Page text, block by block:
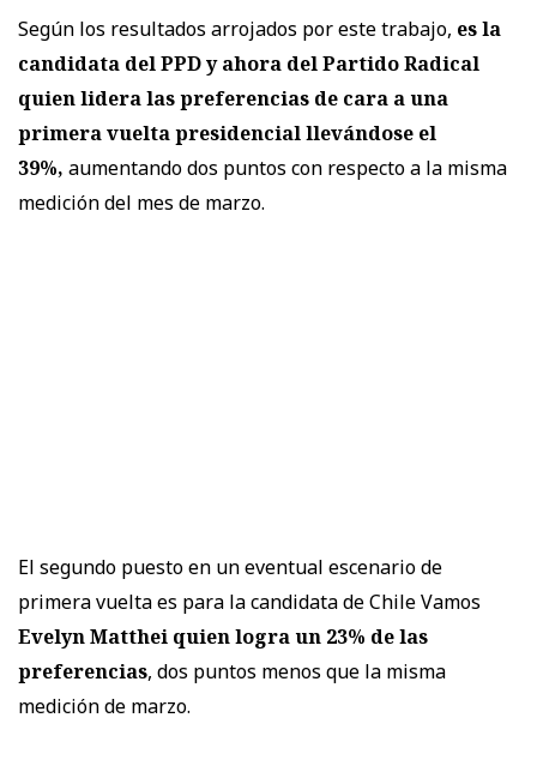
Según los resultados arrojados por este trabajo, es la
candidata del PPD y ahora del Partido Radical
quien lidera las preferencias de cara a una
primera vuelta presidencial llevándose el
39%, aumentando dos puntos con respecto a la misma
medición del mes de marzo.
El segundo puesto en un eventual escenario de
primera vuelta es para la candidata de Chile Vamos
Evelyn Matthei quien logra un 23% de las
preferencias, dos puntos menos que la misma
medición de marzo.